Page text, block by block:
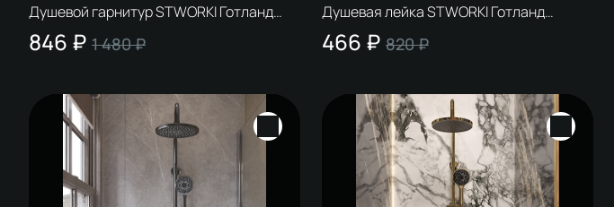
Душевой гарнитур STWORKI Готланд
S13195UCR хром
846 ₽ 1 480 ₽
Душевая лейка STWORKI Готланд
S13255UCR хром
466 ₽ 820 ₽